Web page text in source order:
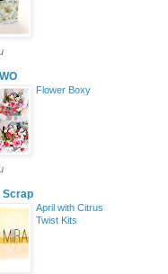
Flower Boxy
Scrap
April with Citrus
Twist Kits